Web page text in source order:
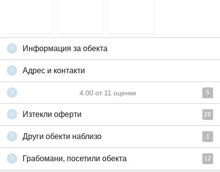
Информация за обекта
Адрес и контакти
4.00 от 11 оценки 5
Изтекли оферти 20
Други обекти наблизо 1
Грабомани, посетили обекта 12